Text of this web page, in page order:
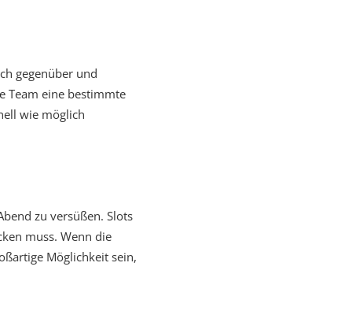
gegenüber und
Team eine bestimmte
wie möglich
zu versüßen. Slots
muss. Wenn die
Möglichkeit sein,